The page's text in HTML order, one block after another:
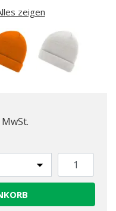
zeigen